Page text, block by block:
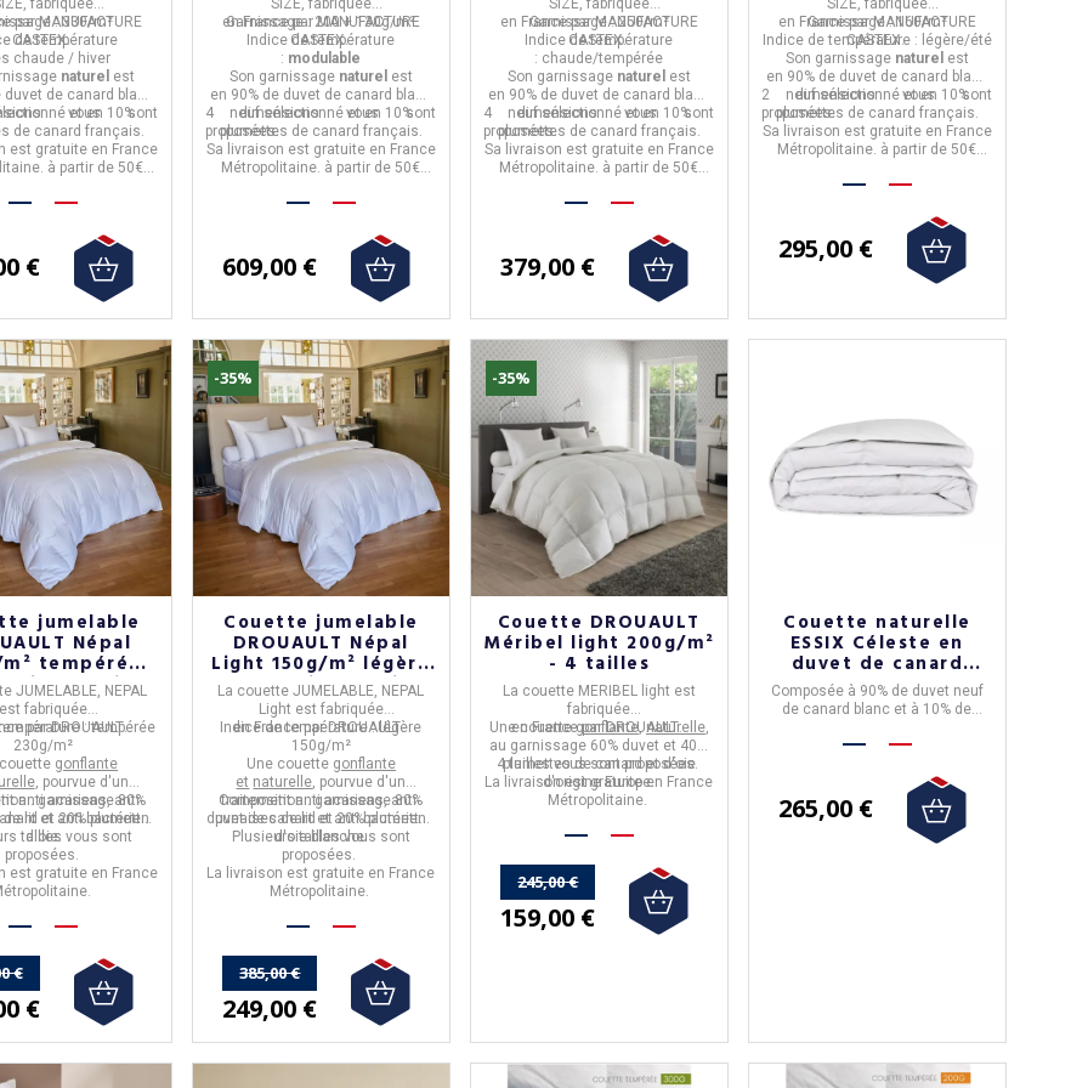
fabriquée
parMANUFACTURE
CASTEX.
:330/m²
de température
chaude / hiver
naturel est
duvet de canard blanc
et en 10%
de canard français.
vous sont
est gratuite en France
à partir de 50€
€
130g/m² - 2 tailles
SIZE, fabriquée
enFranceparMANUFACTURE
CASTEX.
Garnissage :200 + 130g/m²
Indice de température
: modulable
Son garnissage naturel est
en 90% de duvet de canard blanc
neuf sélectionné et en 10%
plumettes de canard français.
4 dimensionsvous sont
proposées.
Sa livraison est gratuite en France
Métropolitaine. à partir de 50€
609,00 €
tailles
SIZE, fabriquée
en FranceparMANUFACTURE
CASTEX.
Garnissage :250/m²
Indice de température
: chaude/tempérée
Son garnissage naturel est
en 90% de duvet de canard blanc
neuf sélectionné et en 10%
plumettes de canard français.
4 dimensionsvous sont
proposées.
Sa livraison est gratuite en France
Métropolitaine. à partir de 50€
379,00 €
SIZE, fabriquée
en FranceparMANUFACTURE
CASTEX.
Garnissage :160/m²
Indice de température : légère/été
Son garnissage naturel est
en 90% de duvet de canard blanc
neuf sélectionné et en 10%
plumettes de canard français.
2 dimensionsvous sont
proposées.
Sa livraison est gratuite en France
Métropolitaine. à partir de 50€
295,00 €
jumelable
Népal
tempérée
- 4 tailles
JUMELABLE, NEPAL
est fabriquée
parDROUAULT.
:tempérée
230g/m²
gonflante
, pourvue d'un
anti acariens, anti-
lit et anti bactérien
: garnissage80%
et 20% plumettes
d'oie.
tailles vous sont
proposées.
est gratuite en France
.
€
€
-35%
Couette jumelable
DROUAULT Népal
Light 150g/m² légère
duvet d'oie - 4 tailles
La couette JUMELABLE, NEPAL
Light est fabriquée
enFranceparDROUAULT.
Indice de température :légère
150g/m²
Une couette gonflante
et naturelle, pourvue d'un
traitement anti acariens, anti-
punaises de lit et anti bactérien
Composition : garnissage80%
duvet de canard et 20% plumettes
d'oie blanche.
Plusieurs taillesvous sont
proposées.
La livraison est gratuite en France
Métropolitaine.
385,00 €
249,00 €
-35%
Couette DROUAULT
Méribel light 200g/m²
- 4 tailles
La couette MERIBEL light est
fabriquée
enFrancepar DROUAULT.
Une couettegonflante,naturelle,
au garnissage 60% duvet et 40%
plumettes de canard et d'oie
d'origine Europe.
4 tailles vous sont proposées.
La livraison est gratuite en France
Métropolitaine.
245,00 €
159,00 €
Couette naturelle
ESSIX Céleste en
duvet de canard
légère 150g/m2 - 4
tailles
Composée à 90% de duvet neuf
de canard blanc et à 10% de
265,00 €